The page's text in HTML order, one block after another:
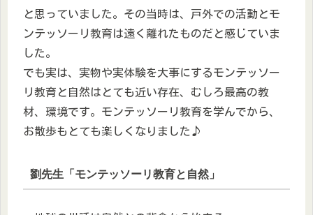
と思っていました。その当時は、戸外での活動とモ
ンテッソーリ教育は遠く離れたものだと感じていま
した。
でも実は、実物や実体験を大事にするモンテッソー
リ教育と自然はとても近い存在、むしろ最高の教
材、環境です。モンテッソーリ教育を学んでから、
お散歩もとても楽しくなりました♪
劉先生「モンテッソーリ教育と自然」